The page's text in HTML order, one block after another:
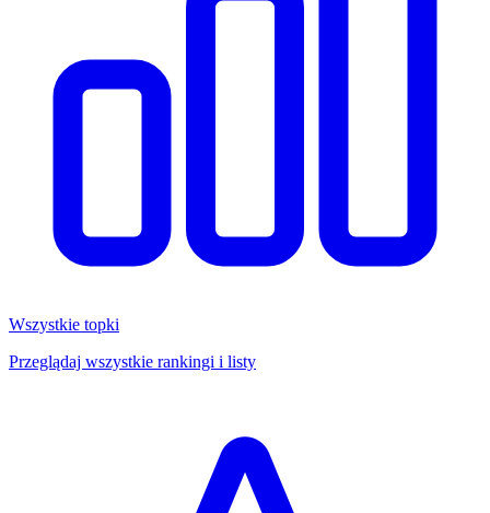
Wszystkie topki
Przeglądaj wszystkie rankingi i listy